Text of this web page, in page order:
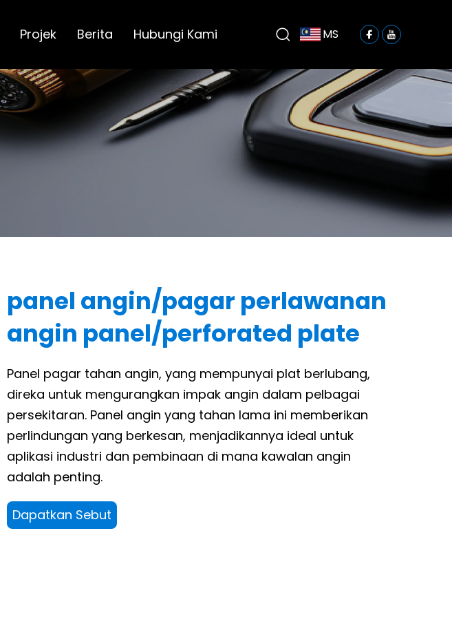
Projek Berita Hubungi Kami MS
panel angin/pagar perlawanan
angin panel/perforated plate
Panel pagar tahan angin, yang mempunyai plat berlubang,
direka untuk mengurangkan impak angin dalam pelbagai
persekitaran. Panel angin yang tahan lama ini memberikan
perlindungan yang berkesan, menjadikannya ideal untuk
aplikasi industri dan pembinaan di mana kawalan angin
adalah penting.
Dapatkan Sebut